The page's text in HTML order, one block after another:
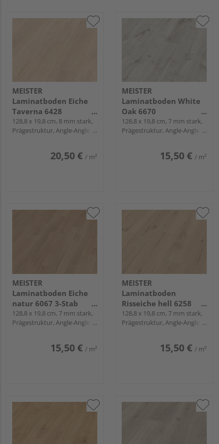
MEISTER
Laminatboden Eiche
Taverna 6428
Landhausdiele -
MeisterDesign.
128,8 x 19,8 cm, 8 mm stark,
Prägestruktur, Angle-Angle /
20,50 € / m²
MEISTER
Laminatboden White
Oak 6670
Landhausdiele -
MeisterDesign.
128,8 x 19,8 cm, 7 mm stark,
Prägestruktur, Angle-Angle /
15,50 € / m²
MEISTER
Laminatboden Eiche
natur 6067 3-Stab
Schiffsboden -
MeisterDesign.
128,8 x 19,8 cm, 7 mm stark,
Prägestruktur, Angle-Angle /
15,50 € / m²
MEISTER
Laminatboden
Risseiche hell 6258
Landhausdiele -
MeisterDesign.
128,8 x 19,8 cm, 7 mm stark,
Prägestruktur, Angle-Angle /
15,50 € / m²